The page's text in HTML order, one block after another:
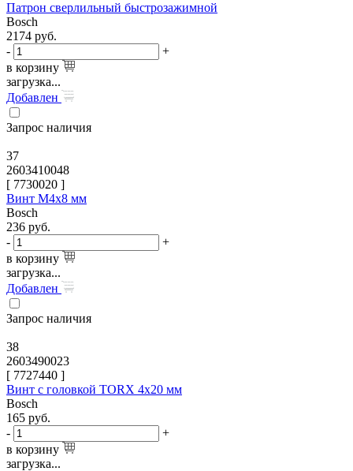
Патрон сверлильный быстрозажимной
Bosch
2174 руб.
-
+
в корзину
загрузка...
Добавлен
Запрос наличия
37
2603410048
[ 7730020 ]
Винт M4x8 мм
Bosch
236 руб.
-
+
в корзину
загрузка...
Добавлен
Запрос наличия
38
2603490023
[ 7727440 ]
Винт с головкой TORX 4x20 мм
Bosch
165 руб.
-
+
в корзину
загрузка...